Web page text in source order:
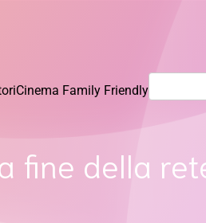
Cinema Family Friendly
Ricerca
per:
fine della